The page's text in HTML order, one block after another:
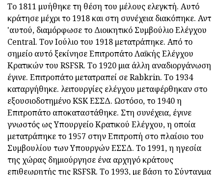
Το 1811 μυήθηκε τη θέση του μέλους ελεγκτή. Αυτό
κράτησε μέχρι το 1918 και στη συνέχεια διακόπηκε. Αντ
'αυτού, διαμόρφωσε το Διοικητικό Συμβούλιο Ελέγχου
Central. Τον Ιούλιο του 1918 μετατράπηκε. Από το
σημείο αυτό ξεκίνησε Επιτροπάτο Λαϊκής Ελέγχου
Κρατικών του RSFSR. Το 1920 μια άλλη αναδιοργάνωση
έγινε. Επιτροπάτο μετατραπεί σε Rabkrin. Το 1934
καταργήθηκε. λειτουργίες ελέγχου μεταφέρθηκαν στο
εξουσιοδοτημένο KSK ΕΣΣΔ. Ωστόσο, το 1940 η
Επιτροπάτο αποκαταστάθηκε. Στη συνέχεια, έγινε
γνωστός ως Υπουργείο Κρατικού Ελέγχου, η οποία
μετατράπηκε το 1957 στην Επιτροπή στο πλαίσιο του
Συμβουλίου των Υπουργών ΕΣΣΔ. Το 1991, η ηγεσία
της χώρας δημιούργησε ένα αρχηγό κράτους
επιθεωρητής της RSFSR. Το 1993, με βάση το Σύνταγμα